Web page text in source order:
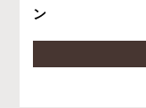
ン